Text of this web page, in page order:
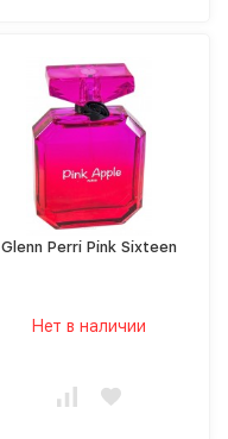
Glenn Perri Pink Sixteen
Нет в наличии